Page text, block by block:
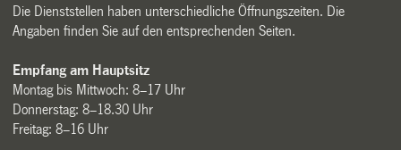
Die Dienststellen haben unterschiedliche Öffnungszeiten. Die
Angaben finden Sie auf den entsprechenden Seiten.
Empfang am Hauptsitz
Montag bis Mittwoch: 8–17 Uhr
Donnerstag: 8–18.30 Uhr
Freitag: 8–16 Uhr